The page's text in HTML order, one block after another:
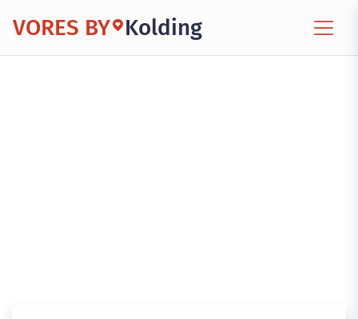
VORES BY Kolding